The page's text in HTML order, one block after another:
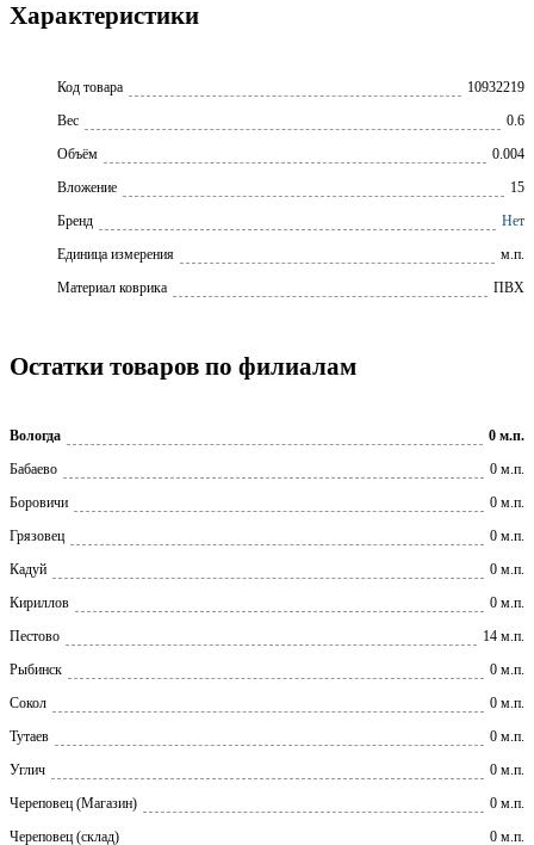
Характеристики
Код товара
10932219
Вес
0.6
Объём
0.004
Вложение
15
Бренд
Нет
Единица измерения
м.п.
Материал коврика
ПВХ
Остатки товаров по филиалам
Вологда
0 м.п.
Бабаево
0 м.п.
Боровичи
0 м.п.
Грязовец
0 м.п.
Кадуй
0 м.п.
Кириллов
0 м.п.
Пестово
14 м.п.
Рыбинск
0 м.п.
Сокол
0 м.п.
Тутаев
0 м.п.
Углич
0 м.п.
Череповец (Магазин)
0 м.п.
Череповец (склад)
0 м.п.